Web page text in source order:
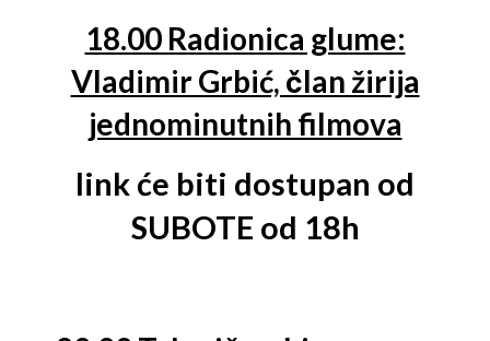
18.00 Radionica glume:
Vladimir Grbić, član žirija
jednominutnih filmova
link će biti dostupan od
SUBOTE od 18h